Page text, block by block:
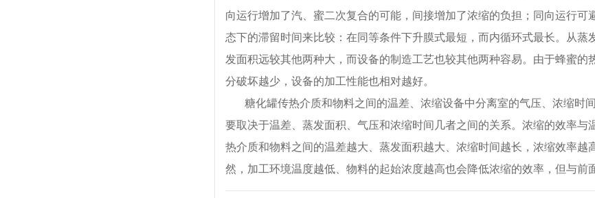
向运行增加了汽、蜜二次复合的可能，间接增加了浓缩的负担；同向运行
态下的滞留时间来比较：在同等条件下升膜式最短，而内循环式最长。从
发面积远较其他两种大，而设备的制造工艺也较其他两种容易。由于蜂蜜
分破坏越少，设备的加工性能也相对越好。
糖化罐传热介质和物料之间的温差、浓缩设备中分离室的气压、浓缩时
要取决于温差、蒸发面积、气压和浓缩时间几者之间的关系。浓缩的效率
热介质和物料之间的温差越大、蒸发面积越大、浓缩时间越长，浓缩效率
然，加工环境温度越低、物料的起始浓度越高也会降低浓缩的效率，但与前